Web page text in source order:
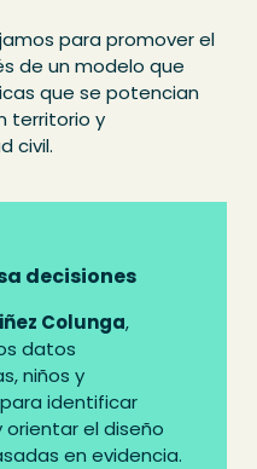
para promover el
de un modelo que
que se potencian
territorio y
civil.
decisiones
Colunga,
datos
niños y
identificar
el diseño
en evidencia.